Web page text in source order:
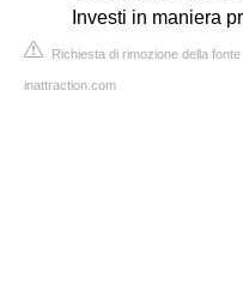
Investi in maniera
Richiesta di rimozione della fonte
inattraction.com